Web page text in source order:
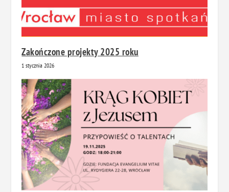
Zakończone projekty 2025 roku
1 stycznia 2026